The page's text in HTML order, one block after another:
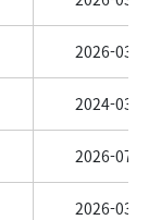
2026-03-01
2024-03-01
2026-07-01
2026-03-01